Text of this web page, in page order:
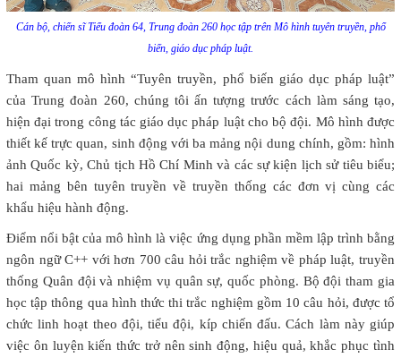
Cán bộ, chiến sĩ Tiểu đoàn 64, Trung đoàn 260 học tập trên Mô hình tuyên truyền, phổ
biến, giáo dục pháp luật.
Tham quan mô hình “Tuyên truyền, phổ biến giáo dục pháp luật”
của Trung đoàn 260, chúng tôi ấn tượng trước cách làm sáng tạo,
hiện đại trong công tác giáo dục pháp luật cho bộ đội. Mô hình được
thiết kế trực quan, sinh động với ba mảng nội dung chính, gồm: hình
ảnh Quốc kỳ, Chủ tịch Hồ Chí Minh và các sự kiện lịch sử tiêu biểu;
hai mảng bên tuyên truyền về truyền thống các đơn vị cùng các
khẩu hiệu hành động.
Điểm nổi bật của mô hình là việc ứng dụng phần mềm lập trình bằng
ngôn ngữ C++ với hơn 700 câu hỏi trắc nghiệm về pháp luật, truyền
thống Quân đội và nhiệm vụ quân sự, quốc phòng. Bộ đội tham gia
học tập thông qua hình thức thi trắc nghiệm gồm 10 câu hỏi, được tổ
chức linh hoạt theo đội, tiểu đội, kíp chiến đấu. Cách làm này giúp
việc ôn luyện kiến thức trở nên sinh động, hiệu quả, khắc phục tình